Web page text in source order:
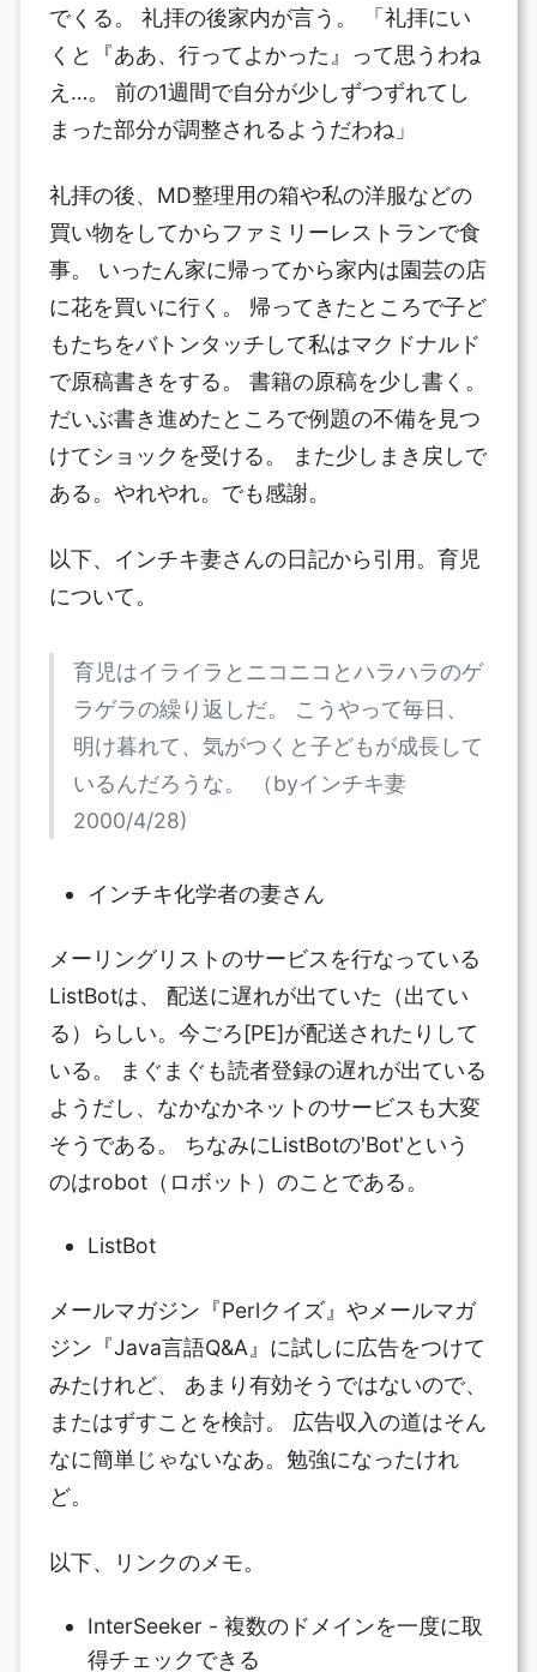
でくる。 礼拝の後家内が言う。 「礼拝にい
くと『ああ、行ってよかった』って思うわね
え…。 前の1週間で自分が少しずつずれてし
まった部分が調整されるようだわね」
礼拝の後、MD整理用の箱や私の洋服などの
買い物をしてからファミリーレストランで食
事。 いったん家に帰ってから家内は園芸の店
に花を買いに行く。 帰ってきたところで子ど
もたちをバトンタッチして私はマクドナルド
で原稿書きをする。 書籍の原稿を少し書く。
だいぶ書き進めたところで例題の不備を見つ
けてショックを受ける。 また少しまき戻しで
ある。やれやれ。でも感謝。
以下、インチキ妻さんの日記から引用。育児
について。
育児はイライラとニコニコとハラハラのゲ
ラゲラの繰り返しだ。 こうやって毎日、
明け暮れて、気がつくと子どもが成長して
いるんだろうな。 （byインチキ妻
2000/4/28)
インチキ化学者の妻さん
メーリングリストのサービスを行なっている
ListBotは、 配送に遅れが出ていた（出てい
る）らしい。今ごろ[PE]が配送されたりして
いる。 まぐまぐも読者登録の遅れが出ている
ようだし、なかなかネットのサービスも大変
そうである。 ちなみにListBotの'Bot'という
のはrobot（ロボット）のことである。
ListBot
メールマガジン『Perlクイズ』やメールマガ
ジン『Java言語Q&A』に試しに広告をつけて
みたけれど、 あまり有効そうではないので、
またはずすことを検討。 広告収入の道はそん
なに簡単じゃないなあ。勉強になったけれ
ど。
以下、リンクのメモ。
InterSeeker - 複数のドメインを一度に取
得チェックできる